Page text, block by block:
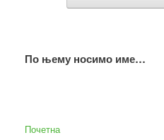
По њему носимо име…
Почетна